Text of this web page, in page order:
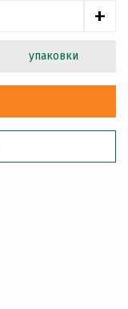
+
упаковки